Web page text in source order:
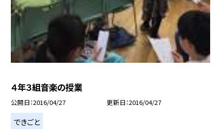
４年３組音楽の授業
公開日 2016/04/27 更新日 2016/04/27
できごと